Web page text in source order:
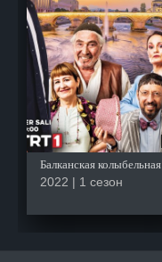
Балканская колыбельная
2022 | 1 сезон